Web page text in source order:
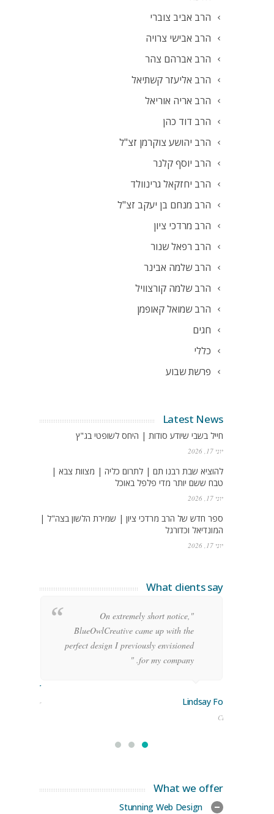
הרב אביב צוברי
הרב אבישי צרויה
הרב אברהם צהר
הרב אליעזר קשתיאל
הרב אריה אוריאל
הרב דוד כהן
הרב יהושע צוקרמן זצ"ל
הרב יוסף קלנר
הרב יחזקאל גרינוולד
הרב מנחם בן יעקב זצ"ל
הרב מרדכי ציון
הרב רפאל שנור
הרב שלמה אבינר
הרב שלמה קורצוויל
הרב שמואל קאופמן
חגים
כללי
פרשת שבוע
Latest News
חייל בשבי שיודע סודות | היחס לשופטי בג"ץ
יוני 17, 2026
להוציא שבת רבנו תם | לתרום כליה | מצוות צבא |
טבח ששם יותר מדי פלפל באוכל
יוני 17, 2026
ספר חדש של הרב מרדכי ציון | שמירת הלשון בצה"ל |
המונדיאל וכדורגל
יוני 17, 2026
What clients say
"On extremely short notice,
BlueOwlCreative came up with the
perfect design I previously envisioned
for my company. "
Lindsay Ford
CEO
Stoner
Manager
What we offer
Stunning Web Design